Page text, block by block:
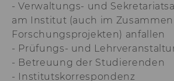
- Verwaltungs- und
am Institut (auch im
Forschungsprojekten) anfallen
- Prüfungs- und
- Betreuung der Studierenden
- Institutskorrespondenz
lang